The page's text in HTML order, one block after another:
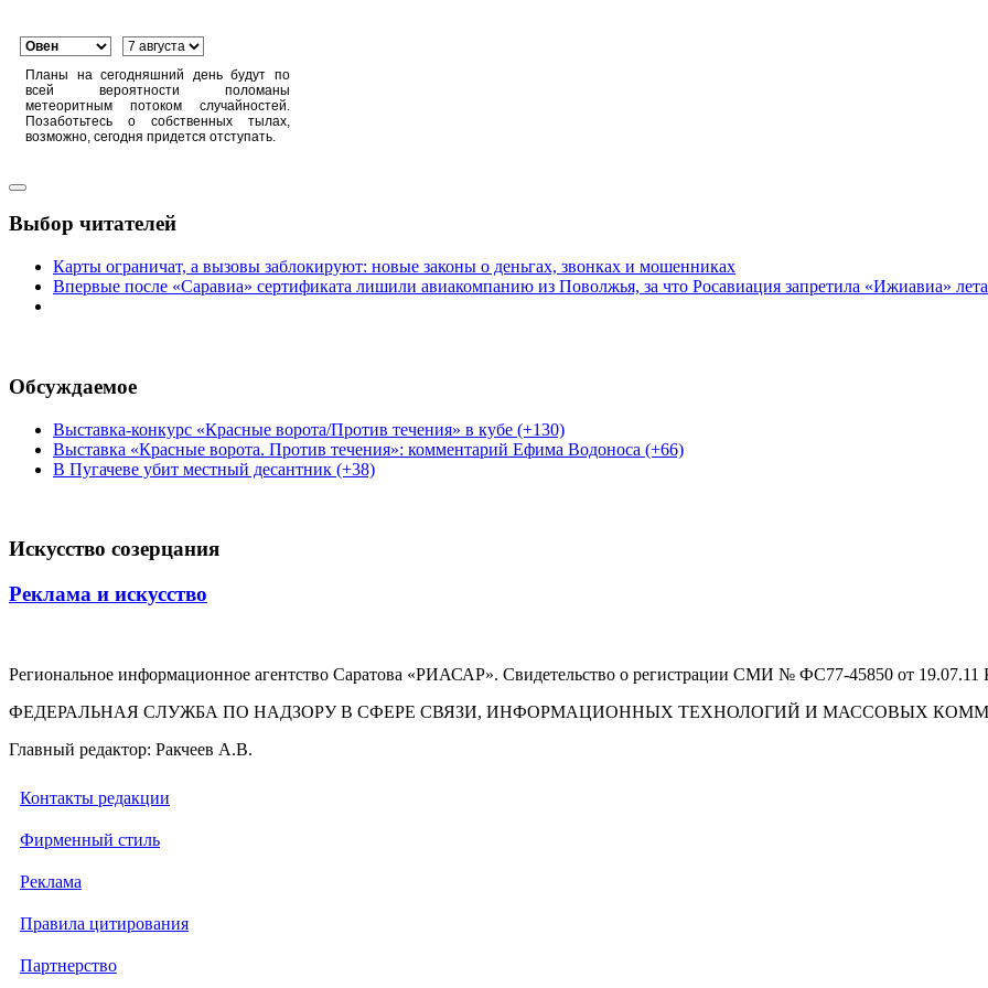
Планы на сегодняшний день будут по
всей вероятности поломаны
метеоритным потоком случайностей.
Позаботьтесь о собственных тылах,
возможно, сегодня придется отступать.
Выбор читателей
Карты ограничат, а вызовы заблокируют: новые законы о деньгах, звонках и мошенниках
Впервые после «Саравиа» сертификата лишили авиакомпанию из Поволжья, за что Росавиация запретила «Ижиавиа»
Обсуждаемое
Выставка-конкурс «Красные ворота/Против течения» в кубе (+130)
Выставка «Красные ворота. Против течения»: комментарий Ефима Водоноса (+66)
В Пугачеве убит местный десантник (+38)
Искусство созерцания
Реклама и искусство
Региональное информационное агентство Саратова «РИАСАР». Свидетельство о регистрации СМИ № ФС77-45850 от
ФЕДЕРАЛЬНАЯ СЛУЖБА ПО НАДЗОРУ В СФЕРЕ СВЯЗИ, ИНФОРМАЦИОННЫХ ТЕХНОЛОГИЙ И МАССОВЫХ
Главный редактор: Ракчеев А.В.
Контакты редакции
Фирменный стиль
Реклама
Правила цитирования
Партнерство